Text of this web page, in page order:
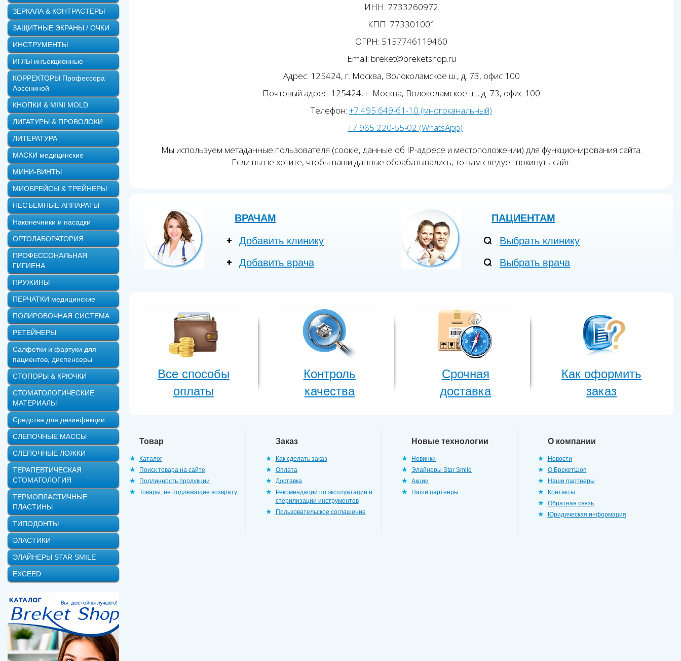
ИНН: 7733260972
КПП: 773301001
ОГРН: 5157746119460
Email: breket@breketshop.ru
Адрес: 125424, г. Москва, Волоколамское ш., д. 73, офис 100
Почтовый адрес: 125424, г. Москва, Волоколамское ш., д. 73, офис 100
Телефон: +7 495 649-61-10 (многоканальный)
+7 985 220-65-02 (WhatsApp)
Мы используем метаданные пользователя (соокіе, данные об IP-адресе и местоположении) для функционирования сайта.
Если вы не хотите, чтобы ваши данные обрабатывались, то вам следует покинуть сайт.
ВРАЧАМ
Добавить клинику
Добавить врача
ПАЦИЕНТАМ
Выбрать клинику
Выбрать врача
Все способы
оплаты
Контроль
качества
Срочная
доставка
Как оформить
заказ
Товар
Каталог
Поиск товара на сайте
Подлинность продукции
Товары, не подлежащие возврату
Заказ
Как сделать заказ
Оплата
Доставка
Рекомендации по эксплуатации и
стерилизации инструментов
Пользовательское соглашение
Новые технологии
Новинки
Элайнеры Star Smile
Акции
Наши партнеры
О компании
Новости
О БрекетШоп
Наши партнеры
Контакты
Обратная связь
Юридическая информация
ЗЕРКАЛА & КОНТРАСТЕРЫ
ЗАЩИТНЫЕ ЭКРАНЫ / ОЧКИ
ИНСТРУМЕНТЫ
ИГЛЫ инъекционные
КОРРЕКТОРЫ Профессора
Арсениной
КНОПКИ & MINI MOLD
ЛИГАТУРЫ & ПРОВОЛОКИ
ЛИТЕРАТУРА
МАСКИ медицинские
МИНИ-ВИНТЫ
МИОБРЕЙСЫ & ТРЕЙНЕРЫ
НЕСЪЕМНЫЕ АППАРАТЫ
Наконечники и насадки
ОРТОЛАБОРАТОРИЯ
ПРОФЕССОНАЛЬНАЯ
ГИГИЕНА
ПРУЖИНЫ
ПЕРЧАТКИ медицинские
ПОЛИРОВОЧНАЯ СИСТЕМА
РЕТЕЙНЕРЫ
Салфетки и фартуки для
пациентов, диспенсеры
СТОПОРЫ & КРЮЧКИ
СТОМАТОЛОГИЧЕСКИЕ
МАТЕРИАЛЫ
Средства для дезинфекции
СЛЕПОЧНЫЕ МАССЫ
СЛЕПОЧНЫЕ ЛОЖКИ
ТЕРАПЕВТИЧЕСКАЯ
СТОМАТОЛОГИЯ
ТЕРМОПЛАСТИЧНЫЕ
ПЛАСТИНЫ
ТИПОДОНТЫ
ЭЛАСТИКИ
ЭЛАЙНЕРЫ STAR SMILE
EXCEED